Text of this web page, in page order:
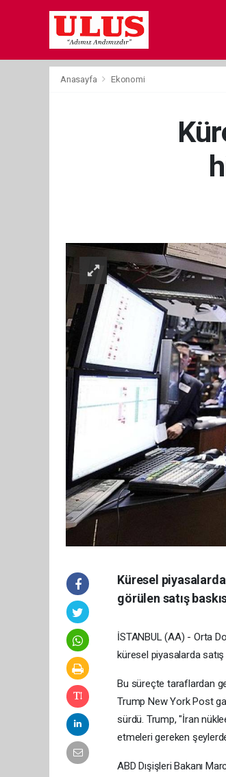
Anasayfa Ekonomi
Küresel
görülen satış
İSTANBUL (AA) - Orta
küresel piyasalarda
Bu süreçte taraflardan
Trump New York Post
sürdü. Trump, "İran
etmeleri gereken
ABD Dışişleri Bakanı